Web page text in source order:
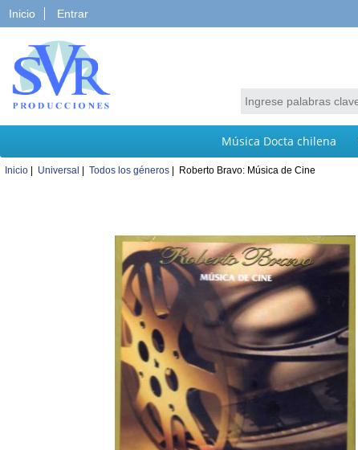
Inicio Entrar
Música Docta chilena
Inicio| Universal Todos los géneros| Roberto Bravo: Música de Cine